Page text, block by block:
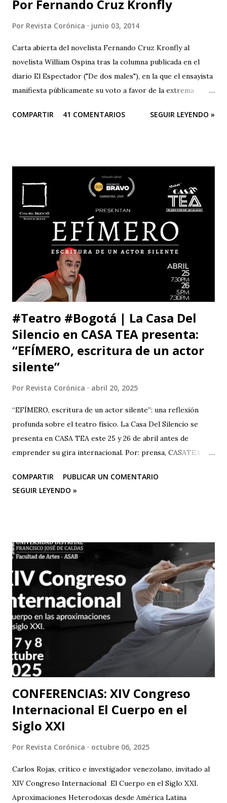
Por Fernando Cruz Kronfly
Por Revista Corónica junio 03, 2014
Carta abierta del novelista Fernando Cruz Kronfly al
novelista William Ospina tras la columna publicada en el
diario El Espectador ("De dos males"), en la que el ensayista
manifiesta públicamente su voto a favor de la extrema
de Colombia. Aquí la columna de Ospina . Revista Corónica
está claro y nada de esto se afectará. Pero, la publicidad de
tu documento me obliga a hablarte en público. Entonces,
debo decirte que tu decisión de preferir al Zorro sobre el
Santo me ha llenado de estupor. No necesitabas explicarla
de una manera tan aterradora. Lo de menos es tu voto
anunciado, del que eres libre y soberano. Se trata de una
decisión que, por supuesto, no comparto pero que
respeto. Así es como suele decirse, con educación? Pero, lo
que me ll...
COMPARTIR 41 COMENTARIOS SEGUIR LEYENDO »
#Teatro #Bogotá | La Casa Del
Silencio en CASA TEA presenta:
“EFÍMERO, escritura de un actor
silente”
Por Revista Corónica abril 20, 2025
“EFÍMERO, escritura de un actor silente”: una reflexión
profunda sobre el teatro físico. La Casa Del Silencio se
presenta en CASA TEA este 25 y 26 de abril antes de
emprender su gira internacional. Por: prensa, CASATEA
CASA TEA con sus últimas funciones este 25 y 26 de abril de
“Efímero”, La Casa del Silencio se embarcará en una gira
imborrable en todos los que la presencien." La Casa del
Silencio se embarcará nuevamente en una gira
internacional, llevando su importante trabajo de teatro
físico con funciones y seminarios a escenarios de Portugal
(dónde La Casa Del Silencio tiene una presencia significativa
ya que el teatro físico tiene un lugar muy importante en la
escena Portuguesa), posteriormente irán a Valencia y
Barcelona. Juan Carlos Agudelo P...
COMPARTIR
PUBLICAR UN COMENTARIO
SEGUIR LEYENDO »
CONFERENCIAS: XIV Congreso
Internacional El Cuerpo en el
Siglo XXI
Por Revista Corónica octubre 06, 2025
Carlos Rojas, crítico e investigador venezolano, invitado al
XIV Congreso Internacional El Cuerpo en el Siglo XXI.
Aproximaciones Heterodoxas desde América Latina